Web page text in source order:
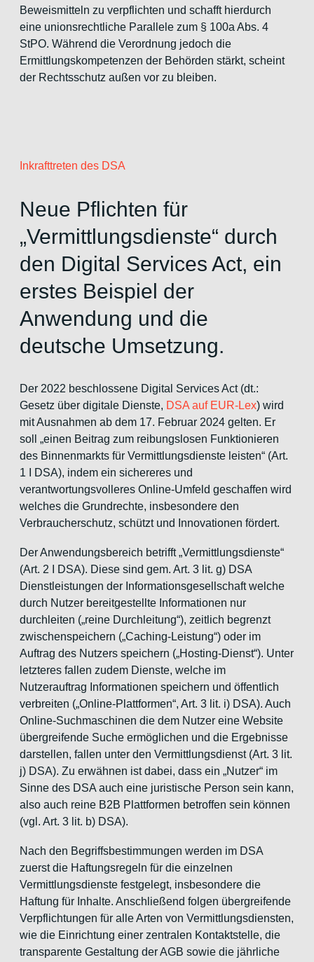
Beweismitteln zu verpflichten und schafft hierdurch
eine unionsrechtliche Parallele zum § 100a Abs. 4
StPO. Während die Verordnung jedoch die
Ermittlungskompetenzen der Behörden stärkt, scheint
der Rechtsschutz außen vor zu bleiben.
Inkrafttreten des DSA
Neue Pflichten für
„Vermittlungsdienste“ durch
den Digital Services Act, ein
erstes Beispiel der
Anwendung und die
deutsche Umsetzung.
Der 2022 beschlossene Digital Services Act (dt.:
Gesetz über digitale Dienste, DSA auf EUR-Lex) wird
mit Ausnahmen ab dem 17. Februar 2024 gelten. Er
soll „einen Beitrag zum reibungslosen Funktionieren
des Binnenmarkts für Vermittlungsdienste leisten“ (Art.
1 I DSA), indem ein sichereres und
verantwortungsvolleres Online-Umfeld geschaffen wird
welches die Grundrechte, insbesondere den
Verbraucherschutz, schützt und Innovationen fördert.
Der Anwendungsbereich betrifft „Vermittlungsdienste“
(Art. 2 I DSA). Diese sind gem. Art. 3 lit. g) DSA
Dienstleistungen der Informationsgesellschaft welche
durch Nutzer bereitgestellte Informationen nur
durchleiten („reine Durchleitung“), zeitlich begrenzt
zwischenspeichern („Caching-Leistung“) oder im
Auftrag des Nutzers speichern („Hosting-Dienst“). Unter
letzteres fallen zudem Dienste, welche im
Nutzerauftrag Informationen speichern und öffentlich
verbreiten („Online-Plattformen“, Art. 3 lit. i) DSA). Auch
Online-Suchmaschinen die dem Nutzer eine Website
übergreifende Suche ermöglichen und die Ergebnisse
darstellen, fallen unter den Vermittlungsdienst (Art. 3 lit.
j) DSA). Zu erwähnen ist dabei, dass ein „Nutzer“ im
Sinne des DSA auch eine juristische Person sein kann,
also auch reine B2B Plattformen betroffen sein können
(vgl. Art. 3 lit. b) DSA).
Nach den Begriffsbestimmungen werden im DSA
zuerst die Haftungsregeln für die einzelnen
Vermittlungsdienste festgelegt, insbesondere die
Haftung für Inhalte. Anschließend folgen übergreifende
Verpflichtungen für alle Arten von Vermittlungsdiensten,
wie die Einrichtung einer zentralen Kontaktstelle, die
transparente Gestaltung der AGB sowie die jährliche